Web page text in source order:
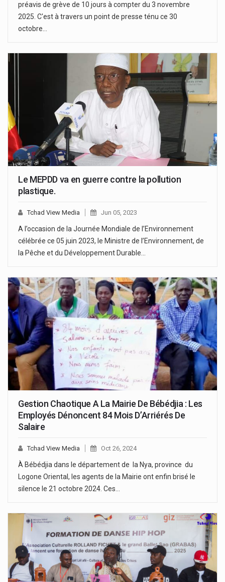
préavis de grève de 10 jours à compter du 3 novembre
2025. C'est à travers un point de presse ténu ce 30
octobre…
Le MEPDD va en guerre contre la pollution
plastique.
Tchad View Media Jun 05, 2023
A l’occasion de la Journée Mondiale de l’Environnement
célébrée ce 05 juin 2023, le Ministre de l’Environnement, de
la Pêche et du Développement Durable…
Gestion Chaotique A La Mairie De Bébédjia : Les
Employés Dénoncent 84 Mois D’Arriérés De
Salaire
Tchad View Media Oct 26, 2024
À Bébédjia dans le département de la Nya, province du
Logone Oriental, les agents de la Mairie ont enfin brisé le
silence le 21 octobre 2024. Ces…